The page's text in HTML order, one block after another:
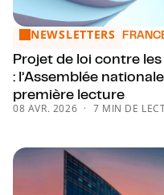
Projet de loi contre les
NEWSLETTERS
Projet de loi contre
: l’Assemblée
première lecture
08 AVR. 2026 7 MIN DE